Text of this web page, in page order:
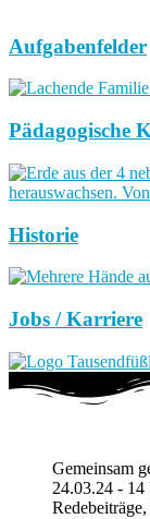
Aufgabenfelder
Pädagogische
Historie
Jobs / Karriere
Gemeinsam
24.03.24 - 14